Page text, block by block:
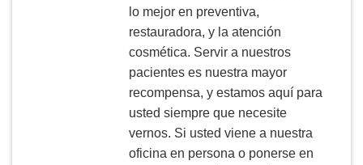
lo mejor en preventiva,
restauradora, y la atención
cosmética. Servir a nuestros
pacientes es nuestra mayor
recompensa, y estamos aquí para
usted siempre que necesite
vernos. Si usted viene a nuestra
oficina en persona o ponerse en